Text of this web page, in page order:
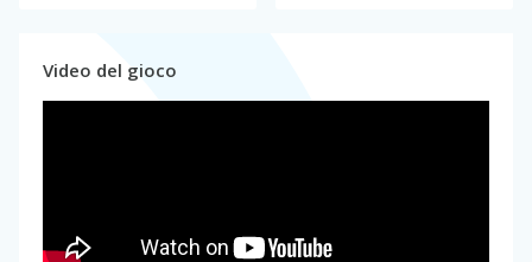
Video del gioco